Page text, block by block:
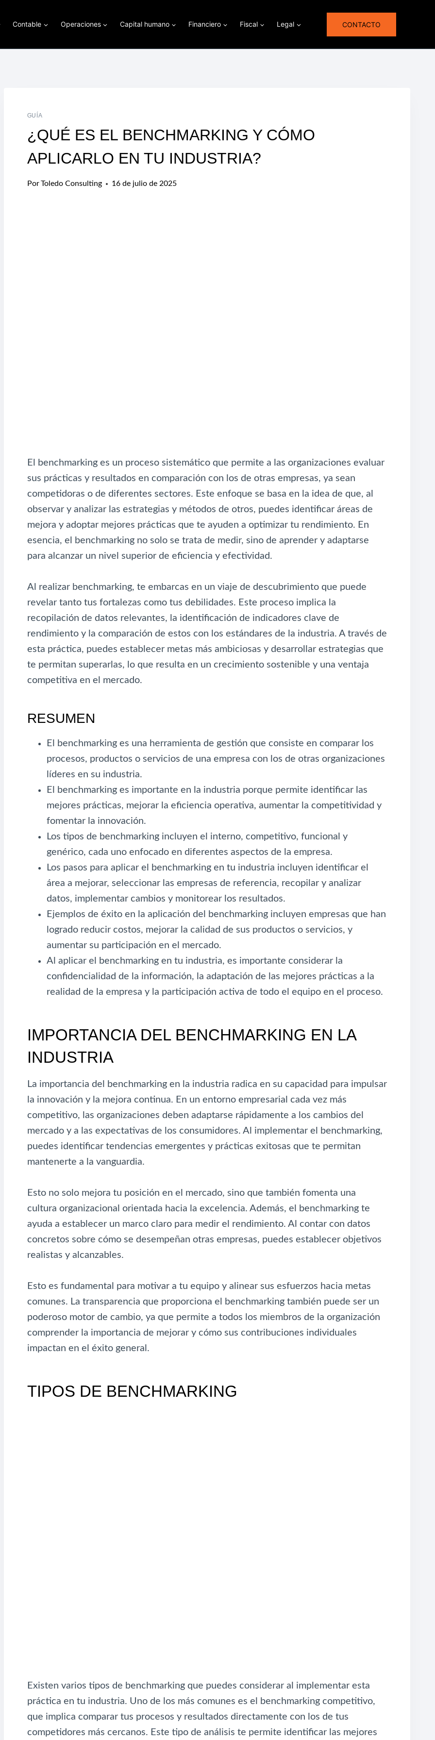
Contable Operaciones Capital humano Financiero Fiscal Legal CONTACTO
GUÍA
¿QUÉ ES EL BENCHMARKING Y CÓMO
APLICARLO EN TU INDUSTRIA?
PorToledo Consulting 16 de julio de 2025
El benchmarking es un proceso sistemático que permite a las organizaciones evaluar
sus prácticas y resultados en comparación con los de otras empresas, ya sean
competidoras o de diferentes sectores. Este enfoque se basa en la idea de que, al
observar y analizar las estrategias y métodos de otros, puedes identificar áreas de
mejora y adoptar mejores prácticas que te ayuden a optimizar tu rendimiento. En
esencia, el benchmarking no solo se trata de medir, sino de aprender y adaptarse
para alcanzar un nivel superior de eficiencia y efectividad.
Al realizar benchmarking, te embarcas en un viaje de descubrimiento que puede
revelar tanto tus fortalezas como tus debilidades. Este proceso implica la
recopilación de datos relevantes, la identificación de indicadores clave de
rendimiento y la comparación de estos con los estándares de la industria. A través de
esta práctica, puedes establecer metas más ambiciosas y desarrollar estrategias que
te permitan superarlas, lo que resulta en un crecimiento sostenible y una ventaja
competitiva en el mercado.
RESUMEN
El benchmarking es una herramienta de gestión que consiste en comparar los
procesos, productos o servicios de una empresa con los de otras organizaciones
líderes en su industria.
El benchmarking es importante en la industria porque permite identificar las
mejores prácticas, mejorar la eficiencia operativa, aumentar la competitividad y
fomentar la innovación.
Los tipos de benchmarking incluyen el interno, competitivo, funcional y
genérico, cada uno enfocado en diferentes aspectos de la empresa.
Los pasos para aplicar el benchmarking en tu industria incluyen identificar el
área a mejorar, seleccionar las empresas de referencia, recopilar y analizar
datos, implementar cambios y monitorear los resultados.
Ejemplos de éxito en la aplicación del benchmarking incluyen empresas que han
logrado reducir costos, mejorar la calidad de sus productos o servicios, y
aumentar su participación en el mercado.
Al aplicar el benchmarking en tu industria, es importante considerar la
confidencialidad de la información, la adaptación de las mejores prácticas a la
realidad de la empresa y la participación activa de todo el equipo en el proceso.
IMPORTANCIA DEL BENCHMARKING EN LA
INDUSTRIA
La importancia del benchmarking en la industria radica en su capacidad para impulsar
la innovación y la mejora continua. En un entorno empresarial cada vez más
competitivo, las organizaciones deben adaptarse rápidamente a los cambios del
mercado y a las expectativas de los consumidores. Al implementar el benchmarking,
puedes identificar tendencias emergentes y prácticas exitosas que te permitan
mantenerte a la vanguardia.
Esto no solo mejora tu posición en el mercado, sino que también fomenta una
cultura organizacional orientada hacia la excelencia. Además, el benchmarking te
ayuda a establecer un marco claro para medir el rendimiento. Al contar con datos
concretos sobre cómo se desempeñan otras empresas, puedes establecer objetivos
realistas y alcanzables.
Esto es fundamental para motivar a tu equipo y alinear sus esfuerzos hacia metas
comunes. La transparencia que proporciona el benchmarking también puede ser un
poderoso motor de cambio, ya que permite a todos los miembros de la organización
comprender la importancia de mejorar y cómo sus contribuciones individuales
impactan en el éxito general.
TIPOS DE BENCHMARKING
Existen varios tipos de benchmarking que puedes considerar al implementar esta
práctica en tu industria. Uno de los más comunes es el benchmarking competitivo,
que implica comparar tus procesos y resultados directamente con los de tus
competidores más cercanos. Este tipo de análisis te permite identificar las mejores